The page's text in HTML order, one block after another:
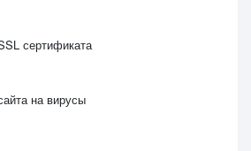
сертификата
на вирусы